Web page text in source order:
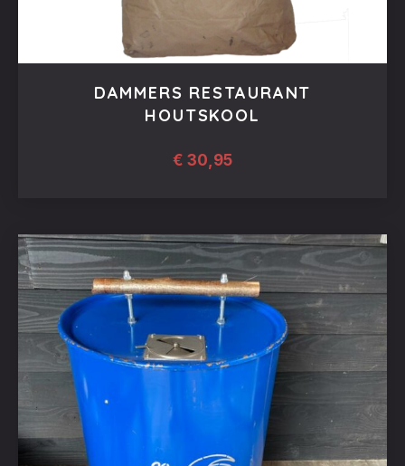
DAMMERS RESTAURANT
HOUTSKOOL
€ 30,95
PREVIOUS